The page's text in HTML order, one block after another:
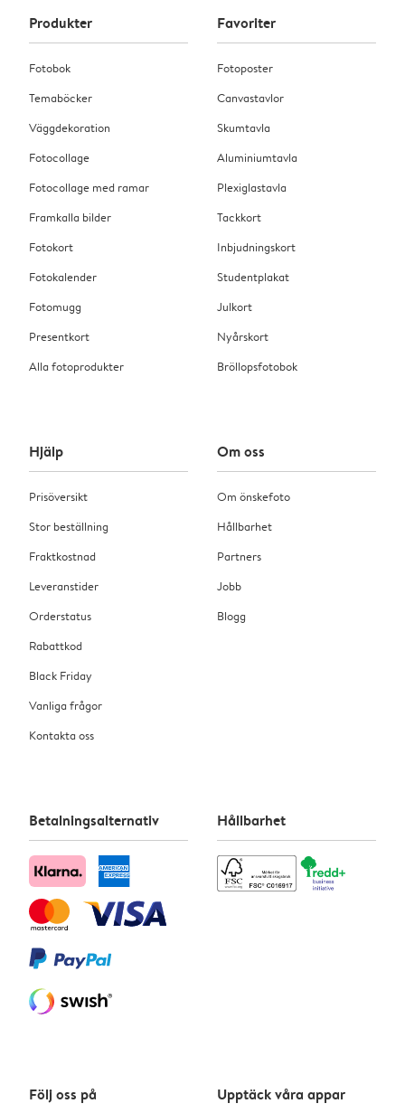
Produkter
Fotobok
Temaböcker
Väggdekoration
Fotocollage
Fotocollage med ramar
Framkalla bilder
Fotokort
Fotokalender
Fotomugg
Presentkort
Alla fotoprodukter
Favoriter
Fotoposter
Canvastavlor
Skumtavla
Aluminiumtavla
Plexiglastavla
Tackkort
Inbjudningskort
Studentplakat
Julkort
Nyårskort
Bröllopsfotobok
Hjälp
Prisöversikt
Stor beställning
Fraktkostnad
Leveranstider
Orderstatus
Rabattkod
Black Friday
Vanliga frågor
Kontakta oss
Om oss
Om önskefoto
Hållbarhet
Partners
Jobb
Blogg
Betalningsalternativ Hållbarhet
Följ oss på Upptäck våra appar